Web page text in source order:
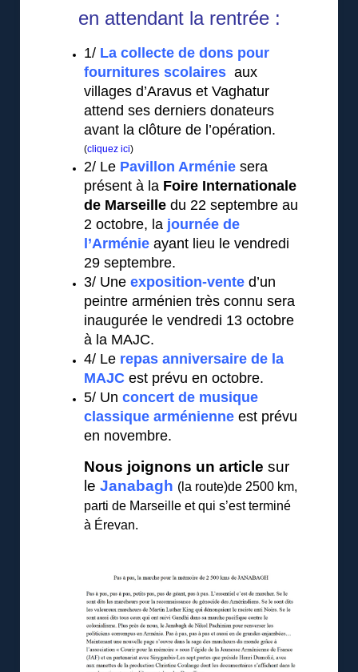
en attendant la rentrée :
1/ La collecte de dons pour
fournitures scolaires aux
villages d’Aravus et Vaghatur
attend ses derniers donateurs
avant la clôture de l’opération.
(cliquez ici)
2/ Le Pavillon Arménie sera
présent à la Foire Internationale
de Marseille du 22 septembre au
2 octobre, la journée de
l’Arménie ayant lieu le vendredi
29 septembre.
3/ Une exposition-vente d’un
peintre arménien très connu sera
inaugurée le vendredi 13 octobre
à la MAJC.
4/ Le repas anniversaire de la
MAJC est prévu en octobre.
5/ Un concert de musique
classique arménienne est prévu
en novembre.
Nous joignons un article sur
le Janabagh (la route)de 2500 km,
parti de Marseille et qui s’est terminé
à Érevan.